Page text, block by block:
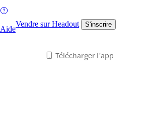
Aide
Vendre sur Headout S'inscrire
Télécharger l’app